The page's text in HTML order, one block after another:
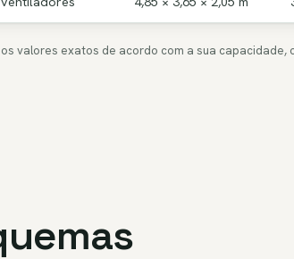
valores exatos de acordo com a sua